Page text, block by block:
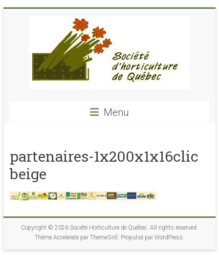
Horticulture
Québec
SHQ
–
voyages-
conférences
Menu
partenaires-1x200x1x16clic
beige
Copyright © 2026 Société Horticulture de Québec. All rights reserved.
Thème Acceleratepar ThemeGrill. Propulsé par WordPress.